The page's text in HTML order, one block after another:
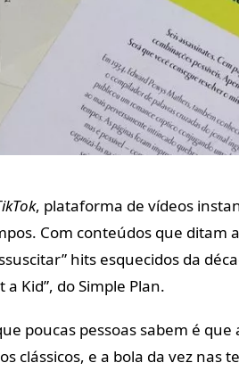
, plataforma de vídeos
Com conteúdos que ditam
hits esquecidos da
a Kid”, do Simple Plan.
poucas pessoas sabem é
clássicos, e a bola da vez nas